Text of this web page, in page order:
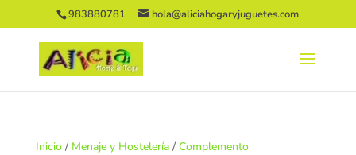
983880781 hola@aliciahogaryjuguetes.com
Inicio/ Menaje y Hostelería/ Complemento